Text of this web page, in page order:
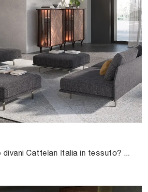
Cerchi salotti e divani Cattelan Italia in tessuto? Clicca e scopri di più sul modello Hayden per spazi design.